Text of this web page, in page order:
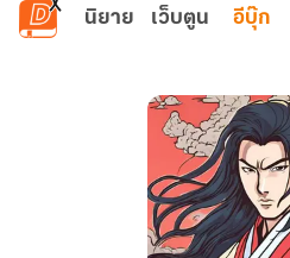
ข้ามไปยังเนื้อหาหลัก
นิยาย เว็บตูน อีบุ๊ก